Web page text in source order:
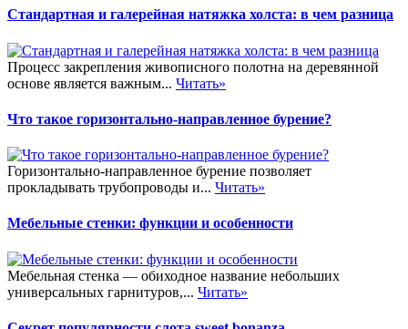
Стандартная и галерейная натяжка холста: в чем разница
Процесс закрепления живописного полотна на деревянной
основе является важным... Читать»
Что такое горизонтально-направленное бурение?
Горизонтально-направленное бурение позволяет
прокладывать трубопроводы и... Читать»
Мебельные стенки: функции и особенности
Мебельная стенка — обиходное название небольших
универсальных гарнитуров,... Читать»